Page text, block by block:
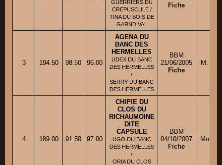
GUERRIERS DU
CREPUSCULE /
TINA DU BOIS DE
GARND VAL
Fiche
3 194.50 98.50 96.00
AGENA DU
BANC DES
HERMELLES
UDEX DU BANC
DES HERMELLES
/
SERRY DU BANC
DES HERMELLES
BBM
21/06/2005
Fiche
M.
4 189.00 91.50 97.00
CHIPIE DU
CLOS DU
RICHAUMOINE
DITE
CAPSULE
UGO DU BANC
DES HERMELLES
/
ORIA DU CLOS
BBM
04/10/2007
Fiche
Mme